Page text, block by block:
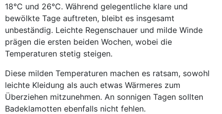
18°C und 26°C. Während gelegentliche klare und
bewölkte Tage auftreten, bleibt es insgesamt
unbeständig. Leichte Regenschauer und milde Winde
prägen die ersten beiden Wochen, wobei die
Temperaturen stetig steigen.
Diese milden Temperaturen machen es ratsam, sowohl
leichte Kleidung als auch etwas Wärmeres zum
Überziehen mitzunehmen. An sonnigen Tagen sollten
Badeklamotten ebenfalls nicht fehlen.